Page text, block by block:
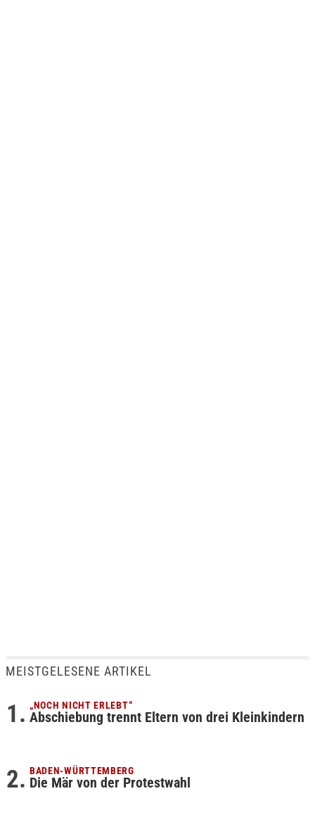
MEISTGELESENE ARTIKEL
„NOCH NICHT ERLEBT“
Abschiebung trennt Eltern von drei Kleinkindern
BADEN-WÜRTTEMBERG
Die Mär von der Protestwahl